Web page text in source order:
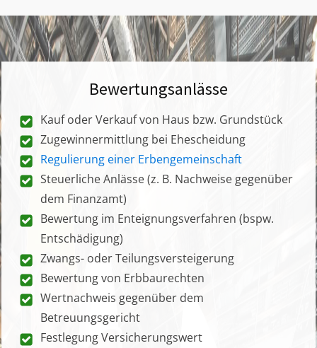
Bewertungsanlässe
Kauf oder Verkauf von Haus bzw. Grundstück
Zugewinnermittlung bei Ehescheidung
Regulierung einer Erbengemeinschaft
Steuerliche Anlässe (z. B. Nachweise gegenüber
dem Finanzamt)
Bewertung im Enteignungsverfahren (bspw.
Entschädigung)
Zwangs- oder Teilungsversteigerung
Bewertung von Erbbaurechten
Wertnachweis gegenüber dem
Betreuungsgericht
Festlegung Versicherungswert